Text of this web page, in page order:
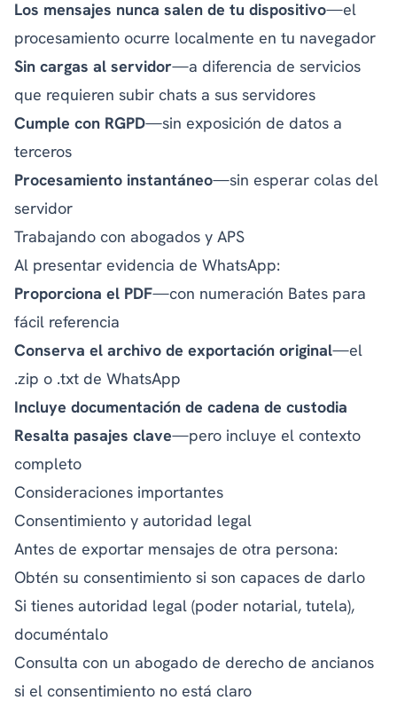
Los mensajes nunca salen de tu dispositivo—el
procesamiento ocurre localmente en tu navegador
Sin cargas al servidor—a diferencia de servicios
que requieren subir chats a sus servidores
Cumple con RGPD—sin exposición de datos a
terceros
Procesamiento instantáneo—sin esperar colas del
servidor
Trabajando con abogados y APS
Al presentar evidencia de WhatsApp:
Proporciona el PDF—con numeración Bates para
fácil referencia
Conserva el archivo de exportación original—el
.zip o .txt de WhatsApp
Incluye documentación de cadena de custodia
Resalta pasajes clave—pero incluye el contexto
completo
Consideraciones importantes
Consentimiento y autoridad legal
Antes de exportar mensajes de otra persona:
Obtén su consentimiento si son capaces de darlo
Si tienes autoridad legal (poder notarial, tutela),
documéntalo
Consulta con un abogado de derecho de ancianos
si el consentimiento no está claro